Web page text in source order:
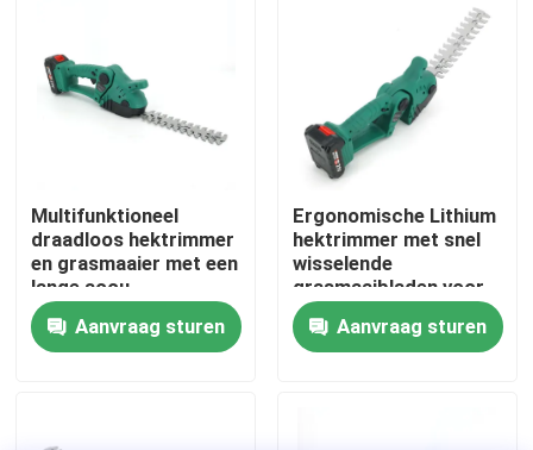
fabrieksdisplay
Neem contact met ons op
Vraag een offerte
Benzinekettingzaag
Multifunktioneel
draadloos hektrimmer
en grasmaaier met een
lange accu
Aanvraag sturen
Ergonomische Lithium
hektrimmer met snel
wisselende
grasmaaibladen voor
makkelijk tuinieren
Aanvraag sturen